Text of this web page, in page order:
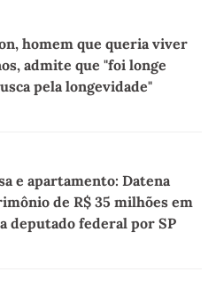
homem que queria viver
admite que "foi longe
pela longevidade"
e apartamento: Datena
de R$ 35 milhões em
deputado federal por SP